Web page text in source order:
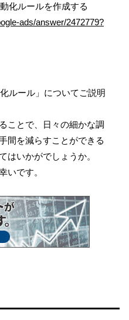
化ルールを作成する
ads/answer/2472779?
ルール」についてご説明
ことで、日々の細かな調
間を減らすことができる
はいかがでしょうか。
いです。